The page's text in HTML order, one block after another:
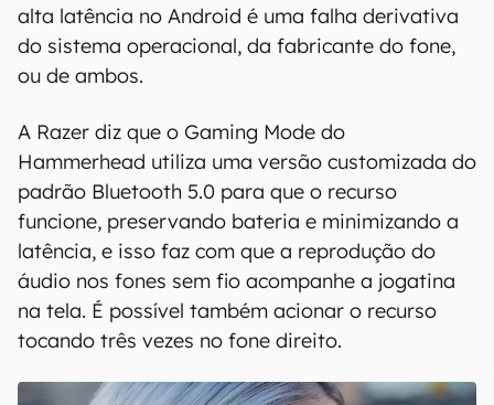
alta latência no Android é uma falha derivativa
do sistema operacional, da fabricante do fone,
ou de ambos.
A Razer diz que o Gaming Mode do
Hammerhead utiliza uma versão customizada do
padrão Bluetooth 5.0 para que o recurso
funcione, preservando bateria e minimizando a
latência, e isso faz com que a reprodução do
áudio nos fones sem fio acompanhe a jogatina
na tela. É possível também acionar o recurso
tocando três vezes no fone direito.